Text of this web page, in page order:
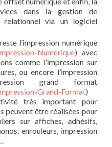
dans la gestion de
relationnel via un logiciel
l’impression numérique
Numerique) avec
comme l’impression sur
ou encore l’impression
grand format
Grand-Format)
très important pour
peuvent être réalisées pour
sur affiches, adhésifs,
enrouleurs, impression